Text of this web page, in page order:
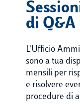
di Q&A
L'Ufficio
sono a tua
mensili per
e risolvere
procedure di